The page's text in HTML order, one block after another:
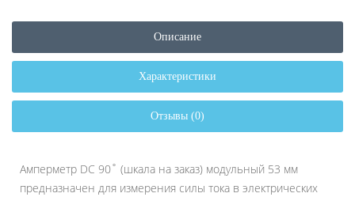
Описание
Характеристики
Отзывы (0)
Амперметр DC 90˚ (шкала на заказ) модульный 53 мм
предназначен для измерения силы тока в электрических